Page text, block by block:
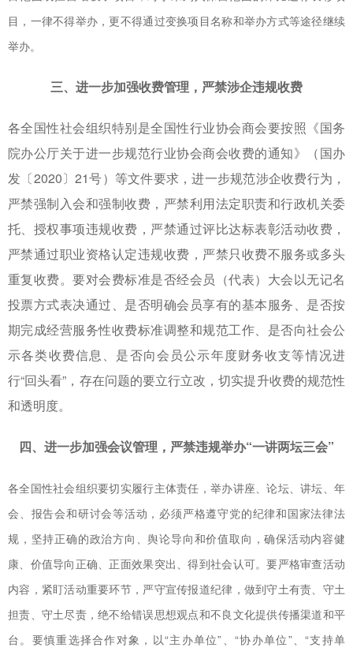
目，一律不得举办，更不得通过变换项目名称和举办方式等途径继续
举办。
三、进一步加强收费管理，严禁涉企违规收费
各全国性社会组织特别是全国性行业协会商会要按照《国务
院办公厅关于进一步规范行业协会商会收费的通知》（国办
发〔2020〕21号）等文件要求，进一步规范涉企收费行为，
严禁强制入会和强制收费，严禁利用法定职责和行政机关委
托、授权事项违规收费，严禁通过评比达标表彰活动收费，
严禁通过职业资格认定违规收费，严禁只收费不服务或多头
重复收费。要对会费标准是否经会员（代表）大会以无记名
投票方式表决通过、是否明确会员享有的基本服务、是否按
期完成经营服务性收费标准调整和规范工作、是否向社会公
示各类收费信息、是否向会员公示年度财务收支等情况进
行“回头看”，存在问题的要立行立改，切实提升收费的规范性
和透明度。
四、进一步加强会议管理，严禁违规举办“一讲两坛三会”
各全国性社会组织要切实履行主体责任，举办讲座、论坛、讲坛、年
会、报告会和研讨会等活动，必须严格遵守党的纪律和国家法律法
规，坚持正确的政治方向、舆论导向和价值取向，确保活动内容健
康、价值导向正确、正面效果突出、得到社会认可。要严格审查活动
内容，紧盯活动重要环节，严守宣传报道纪律，做到守土有责、守土
担责、守土尽责，绝不给错误思想观点和不良文化提供传播渠道和平
台。要慎重选择合作对象，以“主办单位”、“协办单位”、“支持单